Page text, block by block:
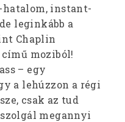
instant-
leginkább a
Chaplin
moziból!
– egy
a lehúzzon a régi
csak az tud
megannyi